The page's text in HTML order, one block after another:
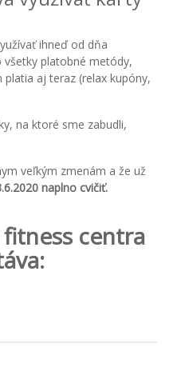
ihneď od dňa
všetky platobné metódy,
aj teraz (relax kupóny,
na ktoré sme zabudli,
veľkým zmenám a že už
naplno cvičiť.
centra